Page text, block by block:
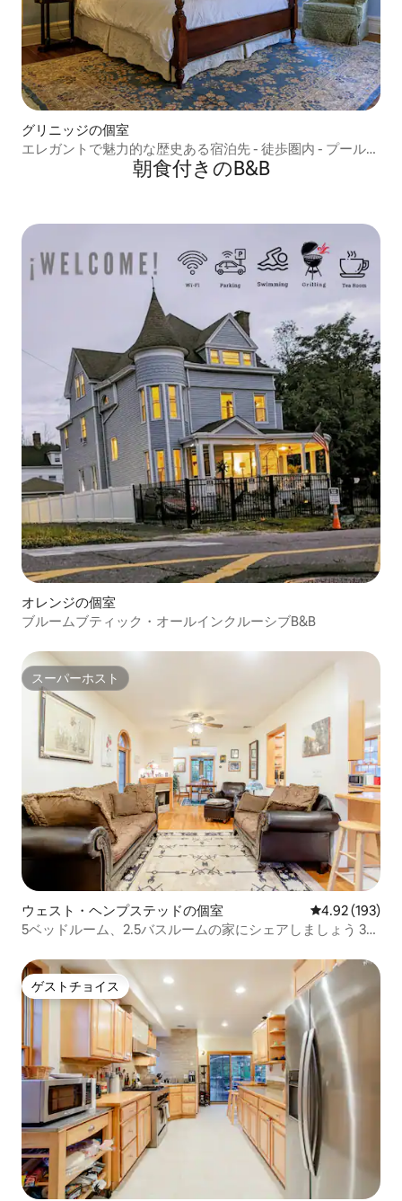
グリニッジの個室
エレガントで魅力的な歴史ある宿泊先 - 徒歩圏内 - プール付
朝食付きのB&B
オレンジの個室
ブルームブティック・オールインクルーシブB&B
スーパーホスト
スーパーホスト
ウェスト・ヘンプステッドの個室 レビュー193
4.92 (193)
5ベッドルーム、2.5バスルームの家にシェアしましょう 35
ゲストチョイス
ゲストチョイス